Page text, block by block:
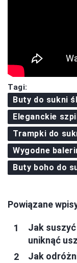
Tagi:
Buty do sukni
Eleganckie
Trampki do
Wygodne
Buty boho do
Powiązane
Jak
uniknąć
Jak